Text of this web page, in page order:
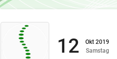
12
Okt 2019
Samstag